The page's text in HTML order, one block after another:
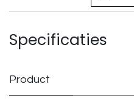
Specificaties
Product